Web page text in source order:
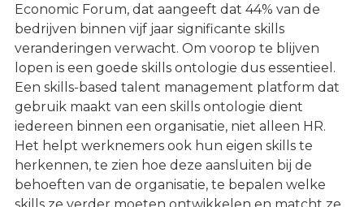
Economic Forum, dat aangeeft dat 44% van de
bedrijven binnen vijf jaar significante skills
veranderingen verwacht. Om voorop te blijven
lopen is een goede skills ontologie dus essentieel.
Een skills-based talent management platform dat
gebruik maakt van een skills ontologie dient
iedereen binnen een organisatie, niet alleen HR.
Het helpt werknemers ook hun eigen skills te
herkennen, te zien hoe deze aansluiten bij de
behoeften van de organisatie, te bepalen welke
skills ze verder moeten ontwikkelen en matcht ze